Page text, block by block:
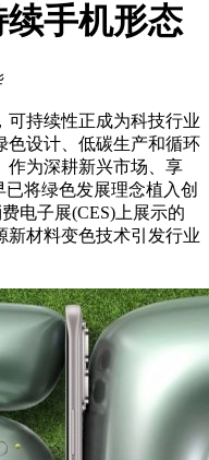
手机形态
可持续性正成为科技行业
色设计、低碳生产和循环
作为深耕新兴市场、享
将绿色发展理念植入创
电子展(CES)上展示的
新材料变色技术引发行业